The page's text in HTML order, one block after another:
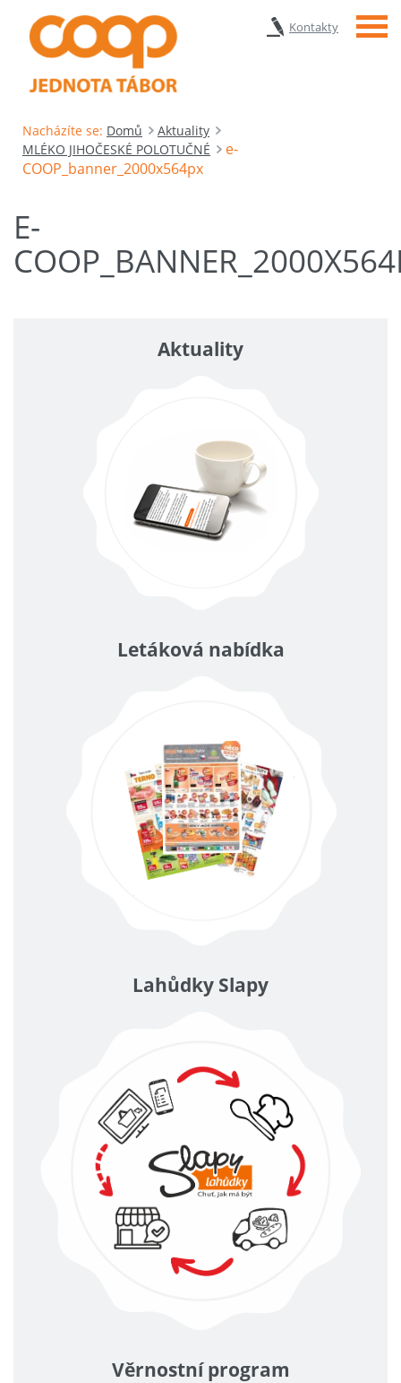
Kontakty Menu
Nacházíte se: Domů
Aktuality
MLÉKO JIHOČESKÉ POLOTUČNÉ
e-
COOP_banner_2000x564px
E-
Aktuality
Letáková nabídka
Lahůdky Slapy
Věrnostní program